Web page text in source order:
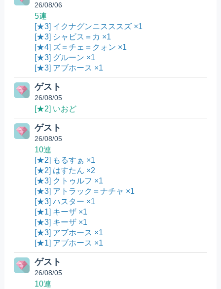
26/08/06
5連
[★3] イクナグンニスススズ ×1
[★3] シャビス＝カ ×1
[★4] ズ＝チェ＝クォン ×1
[★3] グルーン ×1
[★3] アブホース ×1
ゲスト
26/08/05
[★2] いおど
ゲスト
26/08/05
10連
[★2] もるすぁ ×1
[★2] はすたん ×2
[★3] クトゥルフ ×1
[★3] アトラック＝ナチャ ×1
[★3] ハスター ×1
[★1] キーザ ×1
[★3] キーザ ×1
[★3] アブホース ×1
[★1] アブホース ×1
ゲスト
26/08/05
10連